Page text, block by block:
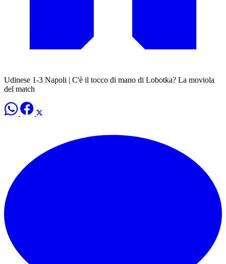
Udinese 1-3 Napoli | C'è il tocco di mano di Lobotka? La moviola
del match